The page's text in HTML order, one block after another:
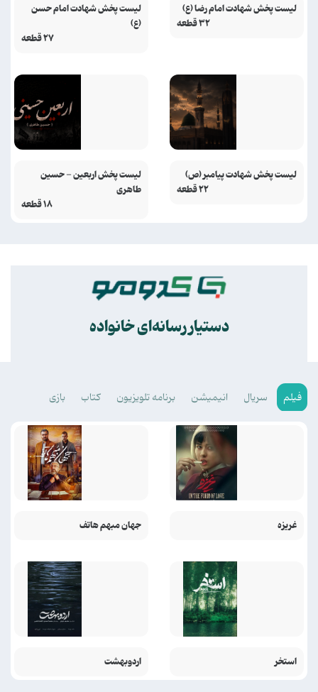
۳۲ قطعه
لیست پخش شهادت امام رضا (ع)
۲۷ قطعه
لیست پخش شهادت امام حسن
(ع)
۲۲ قطعه
لیست پخش شهادت پیامبر (ص)
۱۸ قطعه
لیست پخش اربعین - حسین
طاهری
دستیار رسانه‌ای خانواده
فیلم سریال انیمیشن برنامه تلویزیون کتاب بازی
غریزه جهان مبهم هاتف
استخر اردوبهشت